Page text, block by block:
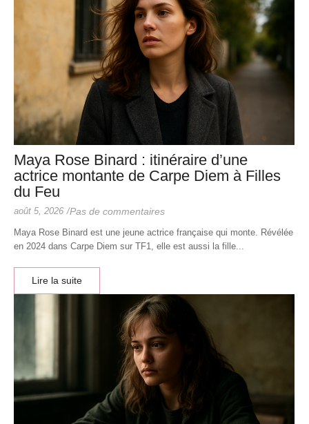
Maya Rose Binard : itinéraire d’une
actrice montante de Carpe Diem à Filles
du Feu
août 5, 2026 /Pas de commentaires
Maya Rose Binard est une jeune actrice française qui monte. Révélée
en 2024 dans Carpe Diem sur TF1, elle est aussi la fille...
Lire la suite